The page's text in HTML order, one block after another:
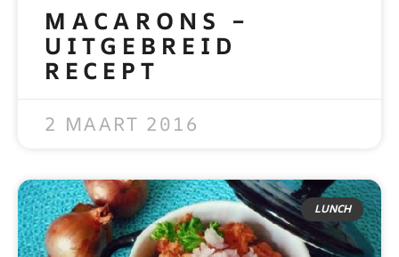
MACARONS –
UITGEBREID
RECEPT
2 MAART 2016
LUNCH